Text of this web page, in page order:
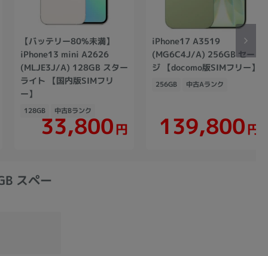
【バッテリー80%未満】
iPhone13 mini A2626
(MLJE3J/A) 128GB スター
ライト 【国内版SIMフリ
ー】
128GB 中古Bランク
33,800円
iPhone17 A3519
(MG6C4J/A) 256GB セー
ジ 【docomo版SIMフリー】
256GB 中古Aランク
139,800円
スペー